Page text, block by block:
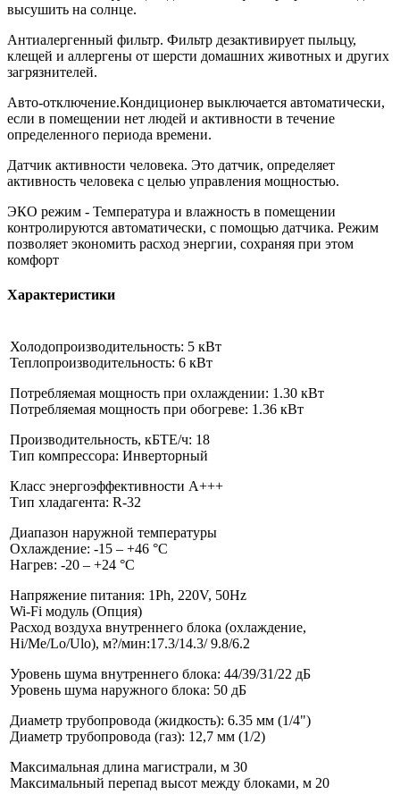
высушить на солнце.
Антиалергенный фильтр. Фильтр дезактивирует пыльцу,
клещей и аллергены от шерсти домашних животных и других
загрязнителей.
Авто-отключение.Кондиционер выключается автоматически,
если в помещении нет людей и активности в течение
определенного периода времени.
Датчик активности человека. Это датчик, определяет
активность человека с целью управления мощностью.
ЭКО режим - Температура и влажность в помещении
контролируются автоматически, с помощью датчика. Режим
позволяет экономить расход энергии, сохраняя при этом
комфорт
Характеристики
Холодопроизводительность: 5 кВт
Теплопроизводительность: 6 кВт
Потребляемая мощность при охлаждении: 1.30 кВт
Потребляемая мощность при обогреве: 1.36 кВт
Производительность, кБТЕ/ч: 18
Тип компрессора: Инверторный
Класс энергоэффективности A+++
Тип хладагента: R-32
Диапазон наружной температуры
Охлаждение: -15 – +46 °С
Нагрев: -20 – +24 °С
Напряжение питания: 1Ph, 220V, 50Hz
Wi-Fi модуль (Опция)
Расход воздуха внутреннего блока (охлаждение,
Hi/Me/Lo/Ulo), м?/мин:17.3/14.3/ 9.8/6.2
Уровень шума внутреннего блока: 44/39/31/22 дБ
Уровень шума наружного блока: 50 дБ
Диаметр трубопровода (жидкость): 6.35 мм (1/4")
Диаметр трубопровода (газ): 12,7 мм (1/2)
Максимальная длина магистрали, м 30
Максимальный перепад высот между блоками, м 20